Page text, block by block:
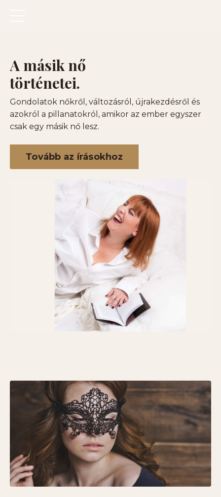
A másik nő
történetei.
Gondolatok nőkről, változásról, újrakezdésről és
azokról a pillanatokról, amikor az ember egyszer
csak egy másik nő lesz.
Tovább az írásokhoz